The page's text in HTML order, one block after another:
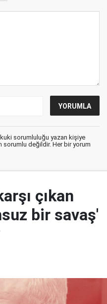
sorumluluğu yazan kişiye
sorumlu değildir. Her bir yorum
çıkan
bir savaş'